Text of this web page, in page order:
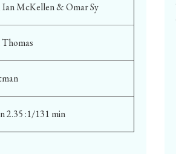
McKellen & Omar Sy
2.35 :1/131 min